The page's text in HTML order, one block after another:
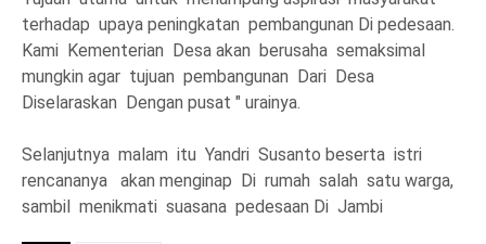
terhadap upaya peningkatan pembangunan Di pedesaan.
Kami Kementerian Desa akan berusaha semaksimal
mungkin agar tujuan pembangunan Dari Desa
Diselaraskan Dengan pusat " urainya.
Selanjutnya malam itu Yandri Susanto beserta istri
rencananya akan menginap Di rumah salah satu warga,
sambil menikmati suasana pedesaan Di Jambi